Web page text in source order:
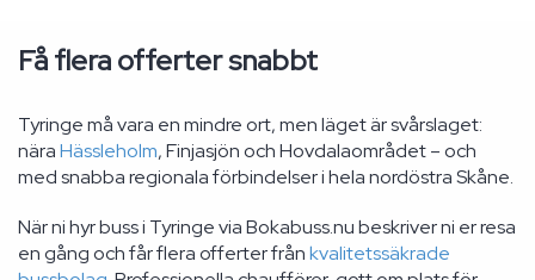
Få flera offerter snabbt
Tyringe må vara en mindre ort, men läget är svårslaget:
näraHässleholm, Finjasjön och Hovdalaområdet – och
med snabba regionala förbindelser i hela nordöstra Skåne.
När ni hyr buss i Tyringe via Bokabuss.nu beskriver ni er resa
en gång och får flera offerter frånkvalitetssäkrade